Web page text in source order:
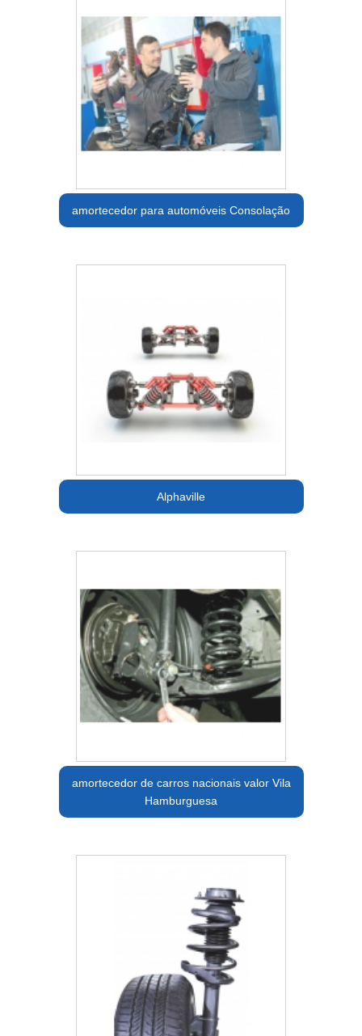
amortecedor para automóveis Consolação
Alphaville
amortecedor de carros nacionais valor Vila
Hamburguesa